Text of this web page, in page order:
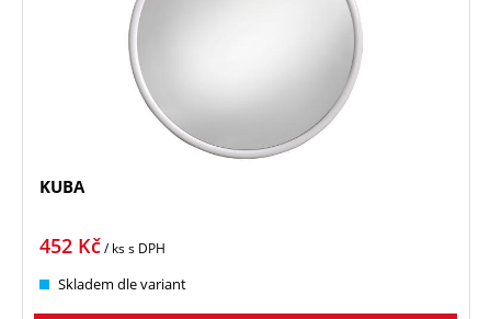
KUBA
452 Kč/ kss DPH
Skladem dle variant